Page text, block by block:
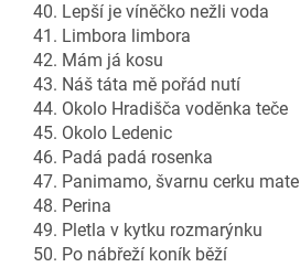
40. Lepší je víněčko nežli voda
41. Limbora limbora
42. Mám já kosu
43. Náš táta mě pořád nutí
44. Okolo Hradišča voděnka teče
45. Okolo Ledenic
46. Padá padá rosenka
47. Panimamo, švarnu cerku mate
48. Perina
49. Pletla v kytku rozmarýnku
50. Po nábřeží koník běží